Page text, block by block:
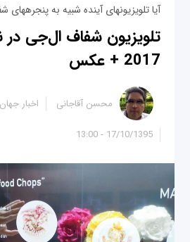
آیا تلویزیون‎های آینده شبیه به پنجره‎های شفاف خواهند بود؟
2017 + عکس
17/10/1395 - 13:00
محسن آقاجانی اخبار جهان